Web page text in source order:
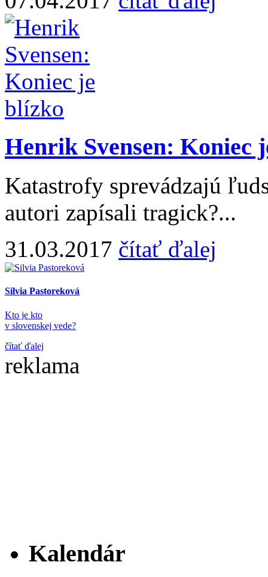
Henrik Svensen: Koniec
Katastrofy sprevádzajú
autori zapísali tragick?...
31.03.2017 čítať ďalej
Silvia Pastoreková
Kto je kto
v slovenskej vede?
čítať ďalej
reklama
Kalendár